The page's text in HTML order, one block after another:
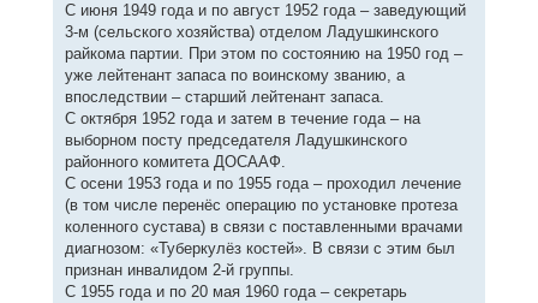
С июня 1949 года и по август 1952 года – заведующий
3-м (сельского хозяйства) отделом Ладушкинского
райкома партии. При этом по состоянию на 1950 год –
уже лейтенант запаса по воинскому званию, а
впоследствии – старший лейтенант запаса.
С октября 1952 года и затем в течение года – на
выборном посту председателя Ладушкинского
районного комитета ДОСААФ.
С осени 1953 года и по 1955 года – проходил лечение
(в том числе перенёс операцию по установке протеза
коленного сустава) в связи с поставленными врачами
диагнозом: «Туберкулёз костей». В связи с этим был
признан инвалидом 2-й группы.
С 1955 года и по 20 мая 1960 года – секретарь